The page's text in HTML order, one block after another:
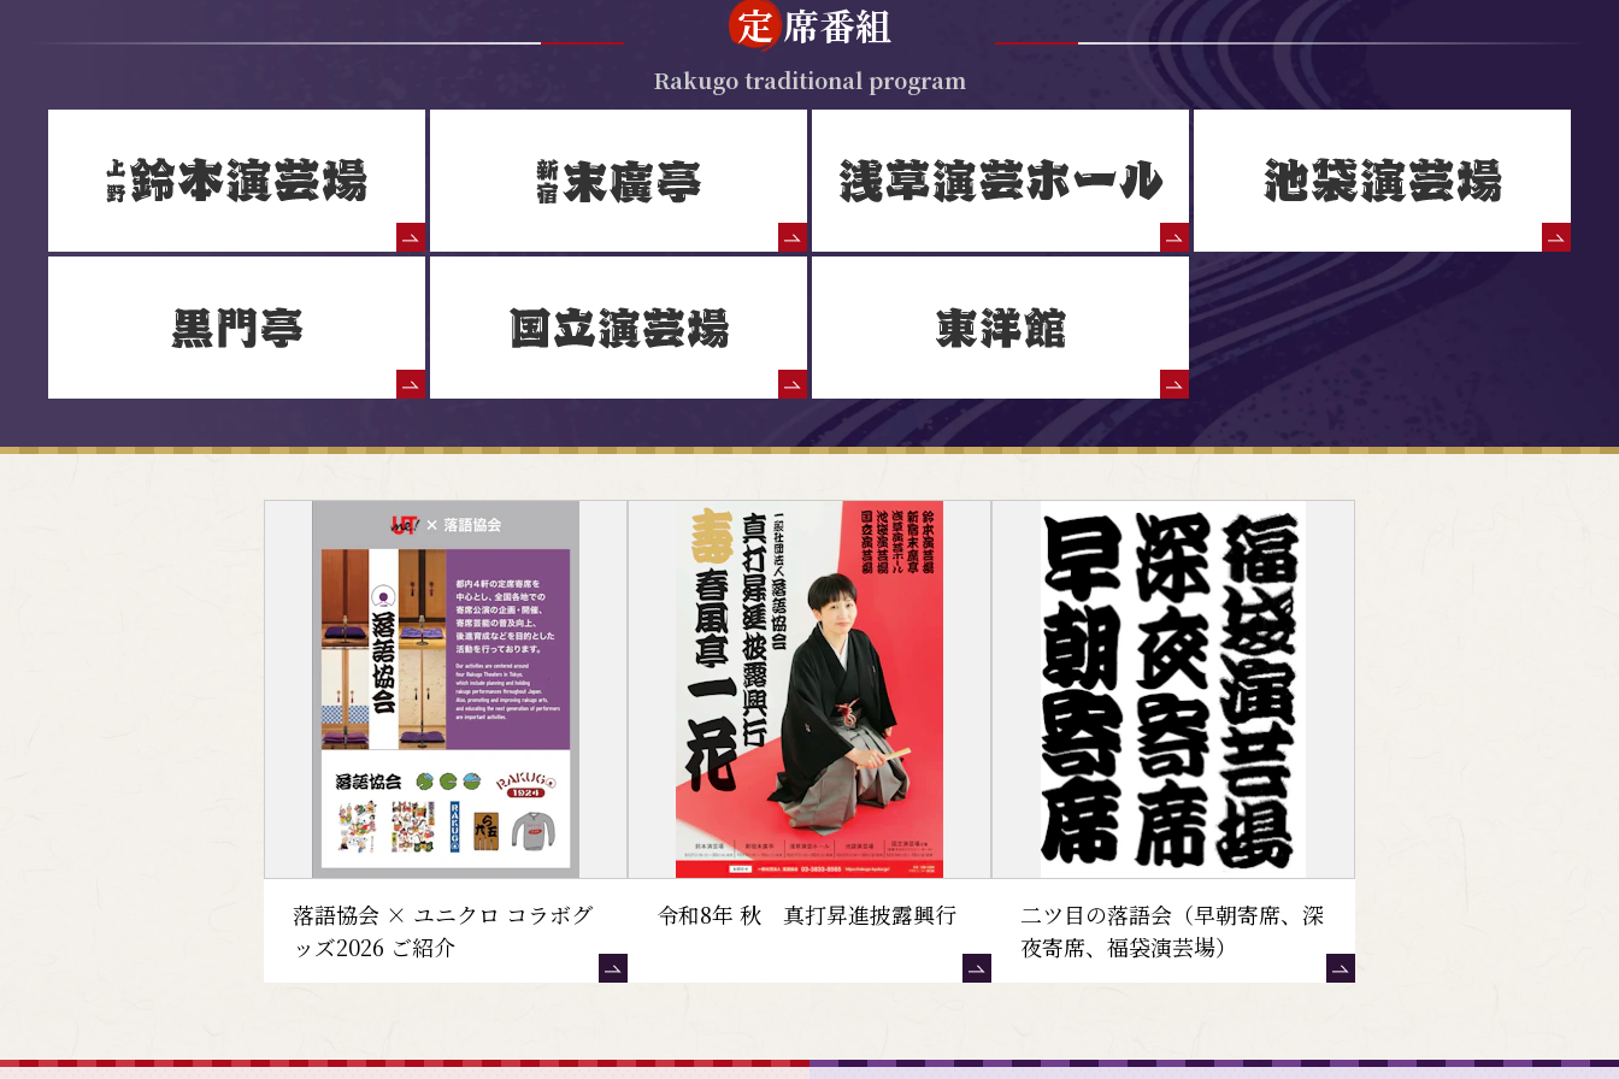
定 席番組
Rakugo traditional program
落語協会からのお知らせ
落語協会 × ユニクロ コラボグ
ッズ2026 ご紹介
令和8年 秋 真打昇進披露興行
二ツ目の落語会（早朝寄席、深
夜寄席、福袋演芸場）